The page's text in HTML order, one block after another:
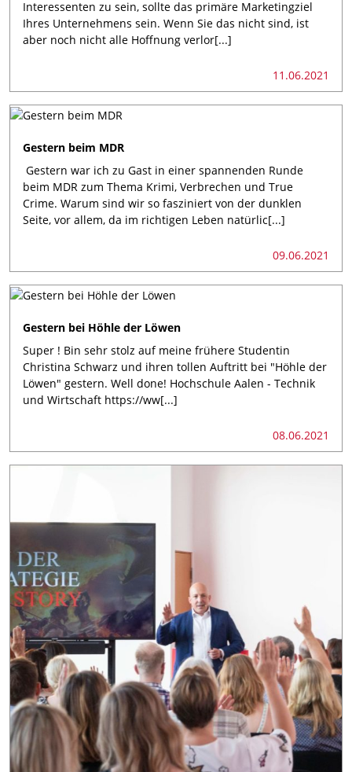
Interessenten zu sein, sollte das primäre Marketingziel
Ihres Unternehmens sein. Wenn Sie das nicht sind, ist
aber noch nicht alle Hoffnung verlor[...]
11.06.2021
Gestern beim MDR
Gestern war ich zu Gast in einer spannenden Runde
beim MDR zum Thema Krimi, Verbrechen und True
Crime. Warum sind wir so fasziniert von der dunklen
Seite, vor allem, da im richtigen Leben natürlic[...]
09.06.2021
Gestern bei Höhle der Löwen
Super ! Bin sehr stolz auf meine frühere Studentin
Christina Schwarz und ihren tollen Auftritt bei "Höhle der
Löwen" gestern. Well done! Hochschule Aalen - Technik
und Wirtschaft https://ww[...]
08.06.2021